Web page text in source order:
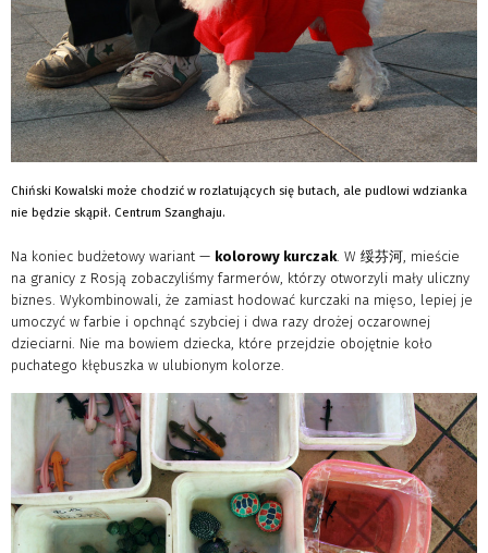
Chiński Kowalski może chodzić w rozlatujących się butach, ale pudlowi wdzianka
nie będzie skąpił. Centrum Szanghaju.
Na koniec budżetowy wariant — kolorowy kurczak. W 绥芬河, mieście
na granicy z Rosją zobaczyliśmy farmerów, którzy otworzyli mały uliczny
biznes. Wykombinowali, że zamiast hodować kurczaki na mięso, lepiej je
umoczyć w farbie i opchnąć szybciej i dwa razy drożej oczarownej
dzieciarni. Nie ma bowiem dziecka, które przejdzie obojętnie koło
puchatego kłębuszka w ulubionym kolorze.